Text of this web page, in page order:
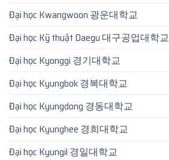
Đại học Kwangwoon 광운대학교
Đại học Kỹ thuật Daegu 대구공업대학교
Đại học Kyonggi 경기대학교
Đại học Kyungbok 경복대학교
Đại học Kyungdong 경동대학교
Đại học Kyunghee 경희대학교
Đại học Kyungil 경일대학교